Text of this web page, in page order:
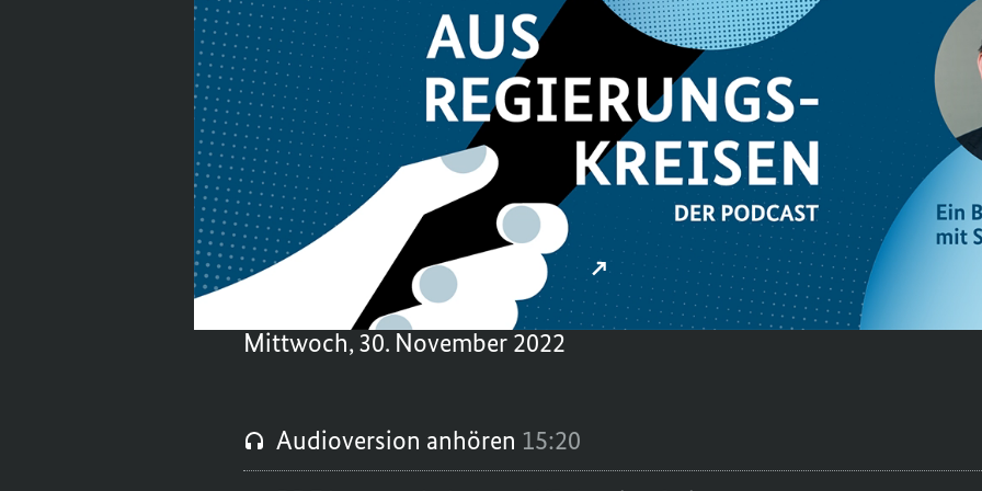
Wirtschaft in Deutschland. Die Bundesregierung hat schnell
Kukies ist Staatssekretär im Bundeskanzleramt und war ganz
Entwicklung der Entlastungspakete. Er erklärt in dieser Folge,
konkret hilft – nicht nur beim Begleichen der Gas- und
Ebenfalls Thema: Warum es sich für uns alle auszahlt, sparsam
Ressourcen umzugehen. Mehr Infos auch unter
wir-entlasten-deutschland.de
Mittwoch, 30. November 2022
Audioversion anhören 15:20